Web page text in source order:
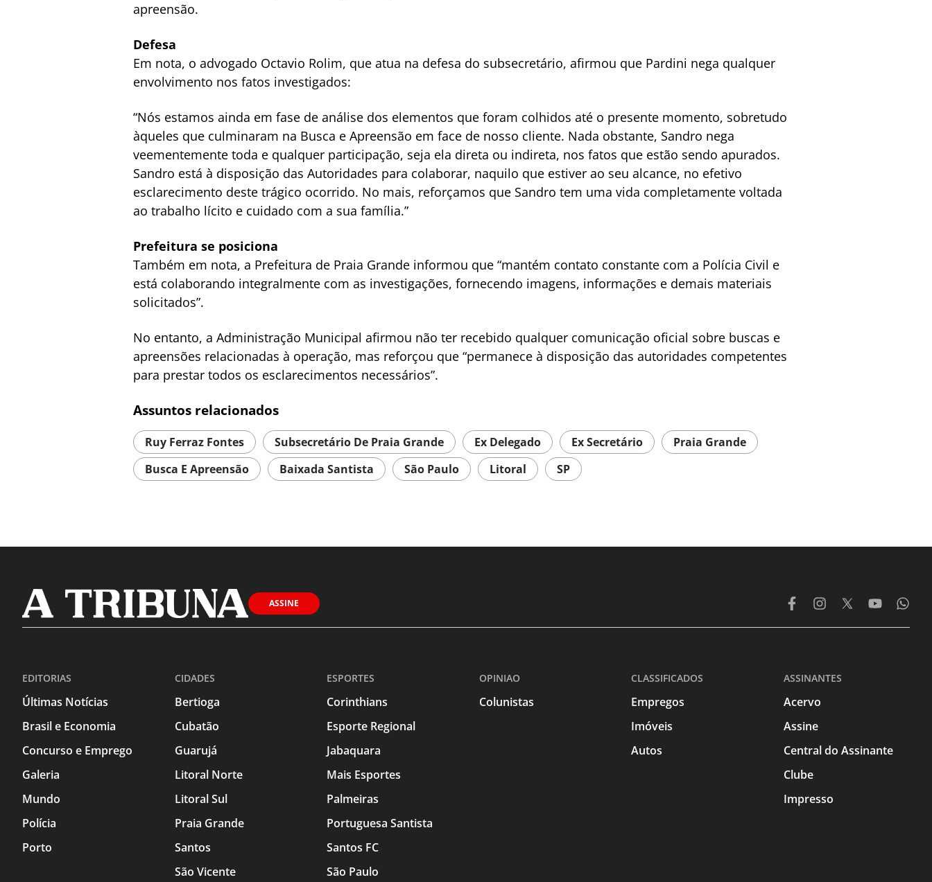
apreensão.
Defesa
Em nota, o advogado Octavio Rolim, que atua na defesa do subsecretário, afirmou que Pardini nega qualquer
envolvimento nos fatos investigados:
“Nós estamos ainda em fase de análise dos elementos que foram colhidos até o presente momento, sobretudo
àqueles que culminaram na Busca e Apreensão em face de nosso cliente. Nada obstante, Sandro nega
veementemente toda e qualquer participação, seja ela direta ou indireta, nos fatos que estão sendo apurados.
Sandro está à disposição das Autoridades para colaborar, naquilo que estiver ao seu alcance, no efetivo
esclarecimento deste trágico ocorrido. No mais, reforçamos que Sandro tem uma vida completamente voltada
ao trabalho lícito e cuidado com a sua família.”
Prefeitura se posiciona
Também em nota, a Prefeitura de Praia Grande informou que “mantém contato constante com a Polícia Civil e
está colaborando integralmente com as investigações, fornecendo imagens, informações e demais materiais
solicitados”.
No entanto, a Administração Municipal afirmou não ter recebido qualquer comunicação oficial sobre buscas e
apreensões relacionadas à operação, mas reforçou que “permanece à disposição das autoridades competentes
para prestar todos os esclarecimentos necessários”.
Assuntos relacionados
Ruy Ferraz Fontes Subsecretário De Praia Grande Ex Delegado Ex Secretário
Praia Grande
Busca E Apreensão
Baixada Santista São Paulo Litoral SP
ASSINE
EDITORIAS
Últimas Notícias
Brasil e Economia
Concurso e Emprego
Galeria
Mundo
Polícia
Porto
CIDADES
Bertioga
Cubatão
Guarujá
Litoral Norte
Litoral Sul
Praia Grande
Santos
São Vicente
ESPORTES
Corinthians
Esporte Regional
Jabaquara
Mais Esportes
Palmeiras
Portuguesa Santista
Santos FC
São Paulo
OPINIAO
Colunistas
CLASSIFICADOS
Empregos
Imóveis
Autos
ASSINANTES
Acervo
Assine
Central do Assinante
Clube
Impresso